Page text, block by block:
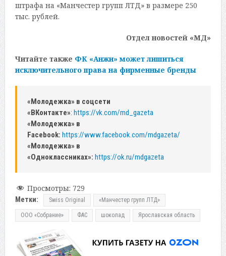
штрафа на «Манчестер групп ЛТД» в размере 250
тыс. рублей.
Отдел новостей «МД»
Читайте также ФК «Анжи» может лишиться
исключительного права на фирменные бренды
«Молодежка» в соцсети
«ВКонтакте»: https://vk.com/md_gazeta
«Молодежка» в
Facebook: https://www.facebook.com/mdgazeta/
«Молодежка» в
«Одноклассниках»: https://ok.ru/mdgazeta
Просмотры: 729
Метки: Swiss Original «Манчестер групп ЛТД»
ООО «Собрание» ФАС шоколад Ярославская область